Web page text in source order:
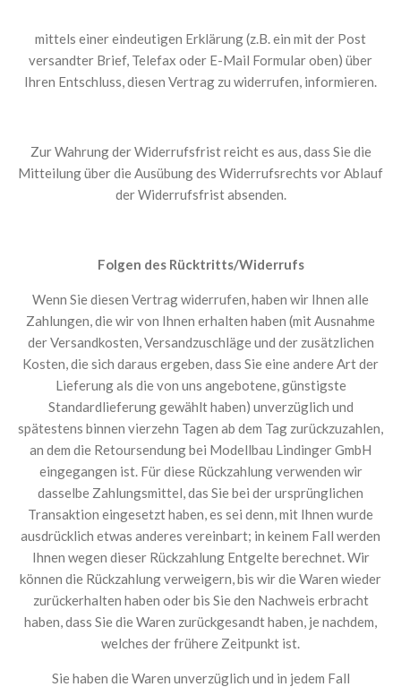
mittels einer eindeutigen Erklärung (z.B. ein mit der Post
versandter Brief, Telefax oder E-Mail Formular oben) über
Ihren Entschluss, diesen Vertrag zu widerrufen, informieren.
Zur Wahrung der Widerrufsfrist reicht es aus, dass Sie die
Mitteilung über die Ausübung des Widerrufsrechts vor Ablauf
der Widerrufsfrist absenden.
Folgen des Rücktritts/Widerrufs
Wenn Sie diesen Vertrag widerrufen, haben wir Ihnen alle
Zahlungen, die wir von Ihnen erhalten haben (mit Ausnahme
der Versandkosten, Versandzuschläge und der zusätzlichen
Kosten, die sich daraus ergeben, dass Sie eine andere Art der
Lieferung als die von uns angebotene, günstigste
Standardlieferung gewählt haben) unverzüglich und
spätestens binnen vierzehn Tagen ab dem Tag zurückzuzahlen,
an dem die Retoursendung bei Modellbau Lindinger GmbH
eingegangen ist. Für diese Rückzahlung verwenden wir
dasselbe Zahlungsmittel, das Sie bei der ursprünglichen
Transaktion eingesetzt haben, es sei denn, mit Ihnen wurde
ausdrücklich etwas anderes vereinbart; in keinem Fall werden
Ihnen wegen dieser Rückzahlung Entgelte berechnet. Wir
können die Rückzahlung verweigern, bis wir die Waren wieder
zurückerhalten haben oder bis Sie den Nachweis erbracht
haben, dass Sie die Waren zurückgesandt haben, je nachdem,
welches der frühere Zeitpunkt ist.
Sie haben die Waren unverzüglich und in jedem Fall